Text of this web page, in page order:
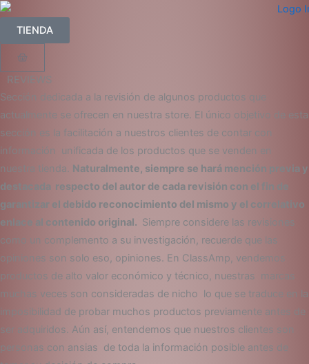
Ir
contenido
TIENDA
Carrito
REVIEWS
Sección dedicada a la revisión de algunos productos que
actualmente se ofrecen en nuestra store. El único objetivo de esta
sección es la facilitación a nuestros clientes de contar con
información unificada de los productos que se venden en
nuestra tienda. Naturalmente, siempre se hará mención previa y
destacada respecto del autor de cada revisión con el fin de
garantizar el debido reconocimiento del mismo y el correlativo
enlace al contenido original. Siempre considere las revisiones
como un complemento a su investigación, recuerde que las
opiniones son solo eso, opiniones. En ClassAmp, vendemos
productos de alto valor económico y técnico, nuestras marcas
muchas veces son consideradas de nicho lo que se traduce en la
imposibilidad de probar muchos productos previamente antes de
ser adquiridos. Aún así, entendemos que nuestros clientes son
personas con ansias de toda la información posible antes de